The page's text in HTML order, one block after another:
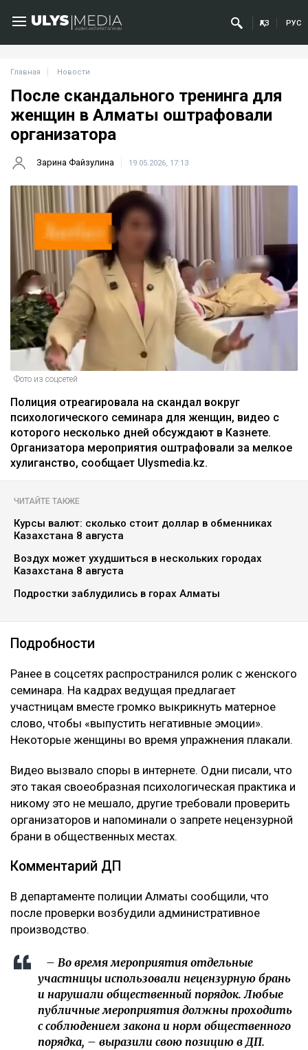
ҚАЗ РУС
Главная Новости
После скандального тренинга для
женщин в Алматы оштрафовали
организатора
Зарина Файзулина 19.05.2026, 17:13
Фото из соцсетей
Полиция отреагировала на скандал вокруг
психологического семинара для женщин, видео с
которого несколько дней обсуждают в Казнете.
Организатора мероприятия оштрафовали за мелкое
хулиганство, сообщает Ulysmedia.kz.
ЧИТАЙТЕ ТАКЖЕ
Курсы валют: сколько стоит доллар в обменниках
Казахстана 8 августа
Воздух может ухудшиться в нескольких городах
Казахстана 8 августа
Подростки заблудились в горах Алматы
Подробности
Ранее в соцсетях распространился ролик с женского
семинара. На кадрах ведущая предлагает
участницам вместе громко выкрикнуть матерное
слово, чтобы «выпустить негативные эмоции».
Некоторые женщины во время упражнения плакали.
Видео вызвало споры в интернете. Одни писали, что
это такая своеобразная психологическая практика и
никому это не мешало, другие требовали проверить
организаторов и напоминали о запрете нецензурной
брани в общественных местах.
Комментарий ДП
В департаменте полиции Алматы сообщили, что
после проверки возбудили административное
производство.
– Во время мероприятия отдельные
участницы использовали нецензурную брань
и нарушали общественный порядок. Любые
публичные мероприятия должны проходить
с соблюдением закона и норм общественного
порядка, – выразили свою позицию в ДП.